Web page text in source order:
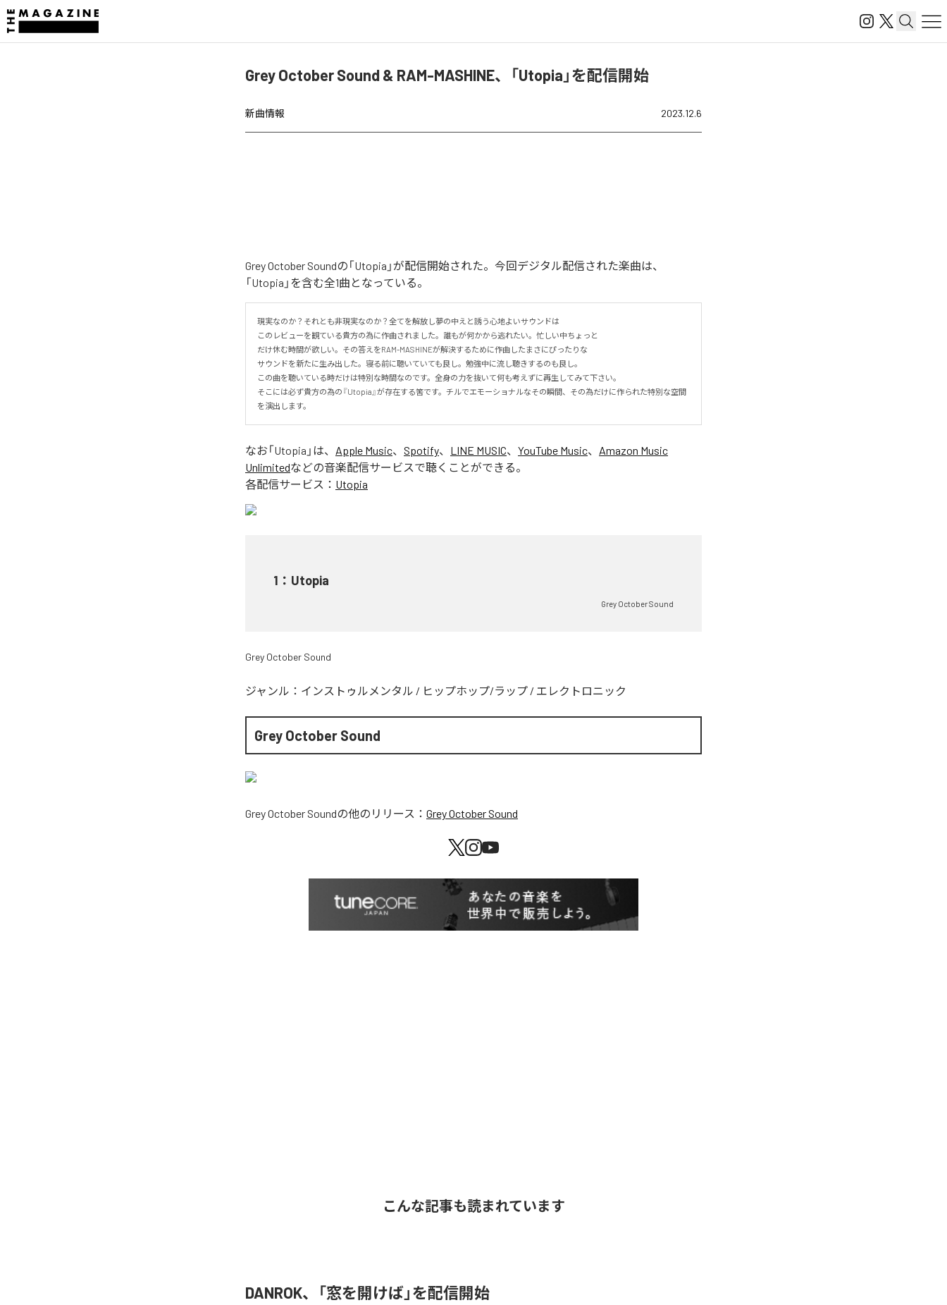
Grey October Sound & RAM-MASHINE、「Utopia」を配信開始
新曲情報 2023.12.6
Grey October Soundの「Utopia」が配信開始された。今回デジタル配信された楽曲は、
「Utopia」を含む全1曲となっている。
現実なのか？それとも非現実なのか？全てを解放し夢の中えと誘う心地よいサウンドは
このレビューを観ている貴方の為に作曲されました。誰もが何かから逃れたい。忙しい中ちょっと
だけ休む時間が欲しい。その答えをRAM-MASHINEが解決するために作曲したまさにぴったりな
サウンドを新たに生み出した。寝る前に聴いていても良し。勉強中に流し聴きするのも良し。
この曲を聴いている時だけは特別な時間なのです。全身の力を抜いて何も考えずに再生してみて下さい。
そこには必ず貴方の為の『Utopia』が存在する筈です。チルでエモーショナルなその瞬間、その為だけに作られた特別な空間
を演出します。
なお「Utopia 」は、 Apple Music、 Spotify、 LINE MUSIC、 YouTube Music、 Amazon Music
Unlimitedなどの音楽配信サービスで聴くことができる。
各配信サービス： Utopia
1 ： Utopia
Grey October Sound
Grey October Sound
ジャンル： インストゥルメンタル / ヒップホップ/ラップ / エレクトロニック
Grey October Sound
Grey October Soundの他のリリース： Grey October Sound
こんな記事も読まれています
DANROK、「窓を開けば」を配信開始